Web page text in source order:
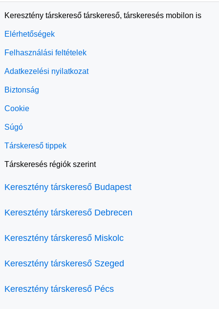
Keresztény társkereső társkereső, társkeresés mobilon is
Elérhetőségek
Felhasználási feltételek
Adatkezelési nyilatkozat
Biztonság
Cookie
Súgó
Társkereső tippek
Társkeresés régiók szerint
Keresztény társkereső Budapest
Keresztény társkereső Debrecen
Keresztény társkereső Miskolc
Keresztény társkereső Szeged
Keresztény társkereső Pécs